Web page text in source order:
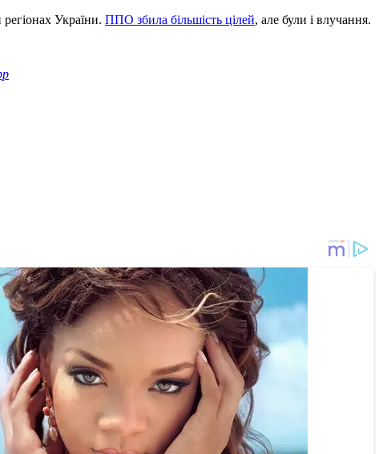
України. ППО збила більшість цілей, але були і влучання.